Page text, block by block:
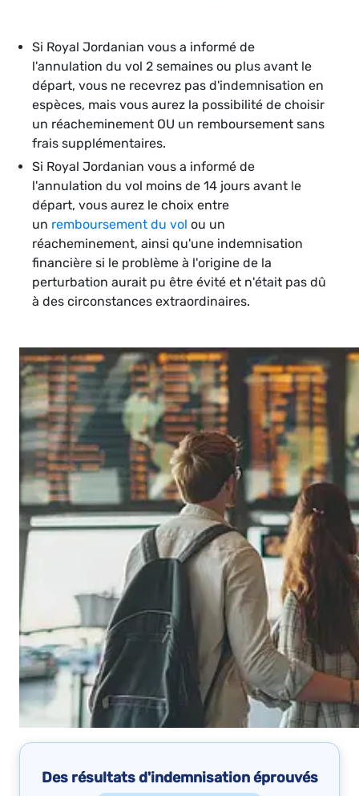
Si Royal Jordanian vous a informé de
l'annulation du vol 2 semaines ou plus avant le
départ, vous ne recevrez pas d'indemnisation en
espèces, mais vous aurez la possibilité de choisir
un réacheminement OU un remboursement sans
frais supplémentaires.
Si Royal Jordanian vous a informé de
l'annulation du vol moins de 14 jours avant le
départ, vous aurez le choix entre
un remboursement du vol ou un
réacheminement, ainsi qu'une indemnisation
financière si le problème à l'origine de la
perturbation aurait pu être évité et n'était pas dû
à des circonstances extraordinaires.
Des résultats d'indemnisation éprouvés